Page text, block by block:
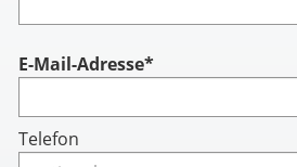
Account
E-Mail-Adresse*
Telefon